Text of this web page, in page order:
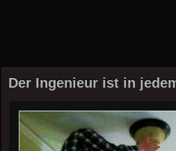
Der Ingenieur ist in